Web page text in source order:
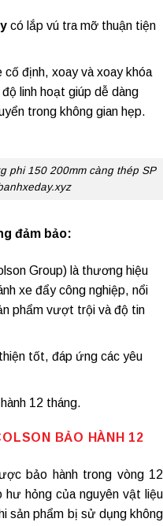
có lắp vú tra mỡ thuận tiện
cố định, xoay và xoay khóa
linh hoạt giúp dễ dàng
trong không gian hẹp.
phi 150 200mm càng thép SP
đảm bảo:
Group) là thương hiệu
xe đẩy công nghiệp, nổi
phẩm vượt trội và độ tin
tốt, đáp ứng các yêu
12 tháng.
BẢO HÀNH 12
bảo hành trong vòng 12
hỏng của nguyên vật liệu
sản phẩm bị sử dụng không